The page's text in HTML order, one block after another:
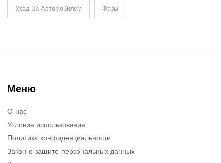
Уход За Автомобилем Фары
Меню
О нас
Условия использования
Политика конфиденциальности
Закон о защите персональных данных